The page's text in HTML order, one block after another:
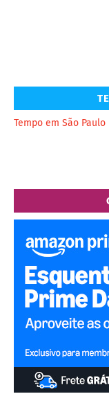
Tempo em São Paulo